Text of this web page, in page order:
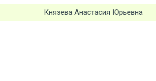
Князева Анастасия Юрьевна